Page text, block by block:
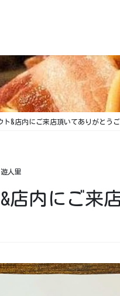
ト&店内にご来店頂いてありがとう
人里
店内にご来